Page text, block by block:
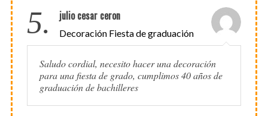
5. julio cesar ceron
Decoración Fiesta de graduación
Saludo cordial, necesito hacer una decoración
para una fiesta de grado, cumplimos 40 años de
graduación de bachilleres